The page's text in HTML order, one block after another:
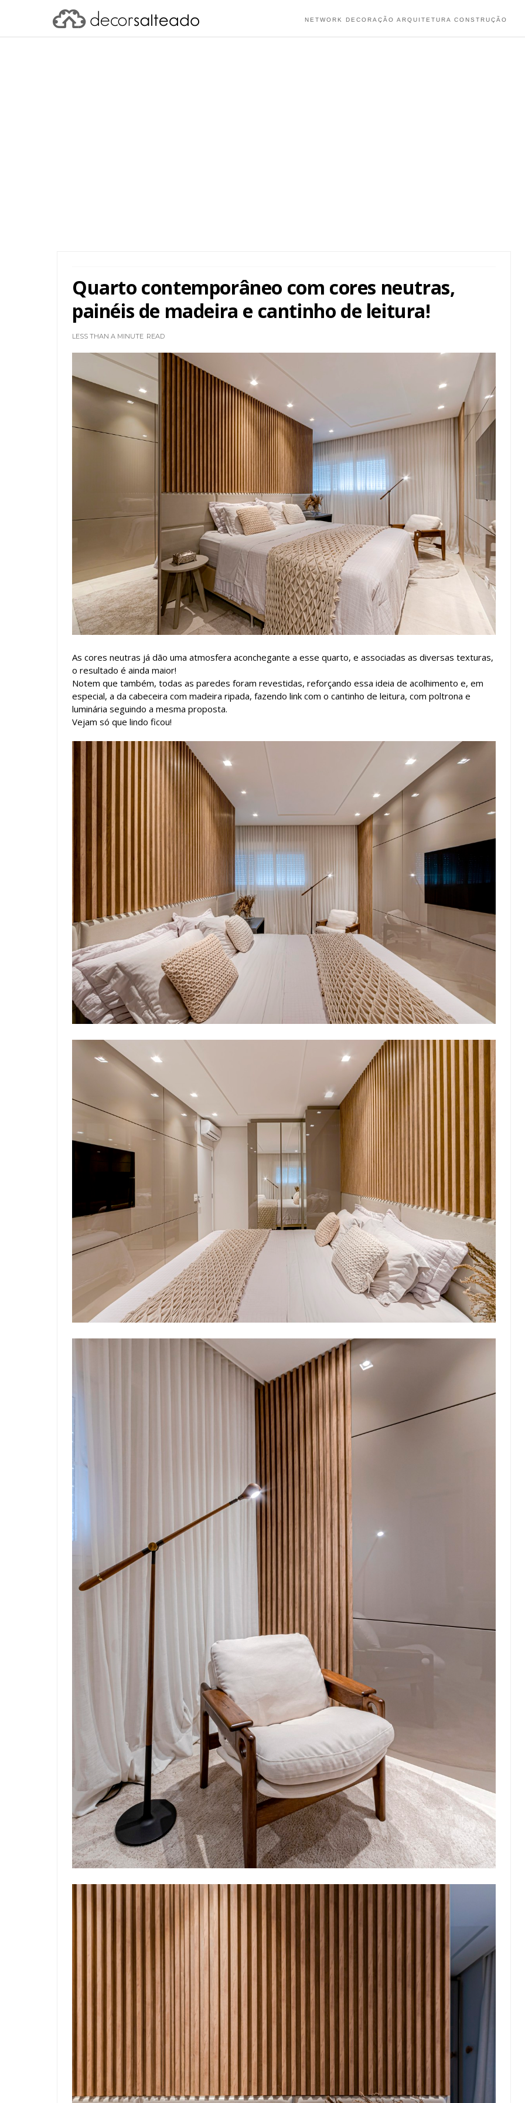
NETWORK DECORAÇÃO ARQUITETURA CONSTRUÇÃO
Quarto contemporâneo com cores neutras,
painéis de madeira e cantinho de leitura!
LESS THAN A MINUTE READ
As cores neutras já dão uma atmosfera aconchegante a esse quarto, e associadas as diversas texturas,
o resultado é ainda maior!
Notem que também, todas as paredes foram revestidas, reforçando essa ideia de acolhimento e, em
especial, a da cabeceira com madeira ripada, fazendo link com o cantinho de leitura, com poltrona e
luminária seguindo a mesma proposta.
Vejam só que lindo ficou!